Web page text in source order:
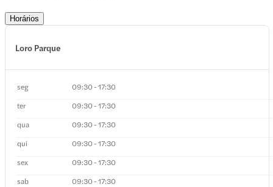
Horários
Loro Parque
seg
09:30 - 17:30
ter
09:30 - 17:30
qua
09:30 - 17:30
qui
09:30 - 17:30
sex
09:30 - 17:30
sab
09:30 - 17:30